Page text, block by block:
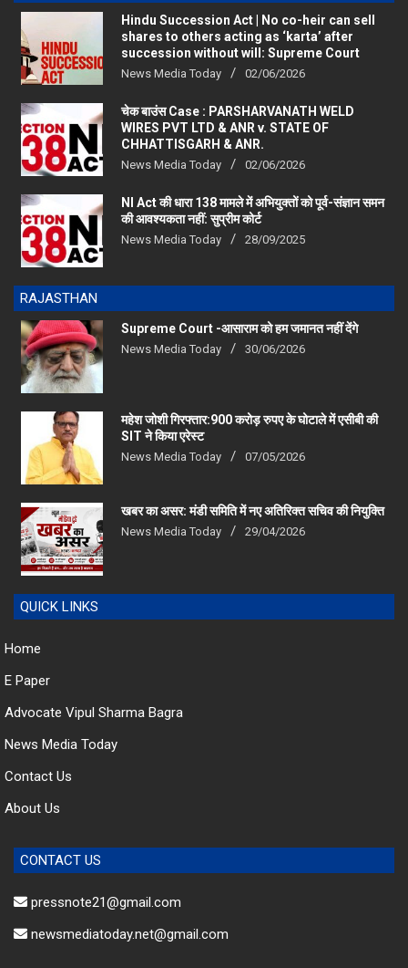
Hindu Succession Act | No co-heir can sell
shares to others acting as ‘karta’ after
succession without will: Supreme Court
News Media Today 02/06/2026
चेक बाउंस Case : PARSHARVANATH WELD
WIRES PVT LTD & ANR v. STATE OF
CHHATTISGARH & ANR.
News Media Today 02/06/2026
NI Act की धारा 138 मामले में अभियुक्तों को पूर्व-संज्ञान समन
की आवश्यकता नहीं: सुप्रीम कोर्ट
News Media Today 28/09/2025
RAJASTHAN
Supreme Court -आसाराम को हम जमानत नहीं देंगे
News Media Today 30/06/2026
महेश जोशी गिरफ्तार:900 करोड़ रुपए के घोटाले में एसीबी की
SIT ने किया एरेस्‍ट
News Media Today 07/05/2026
खबर का असर: मंडी समिति में नए अतिरिक्त सचिव की नियुक्ति
News Media Today 29/04/2026
QUICK LINKS
Home
E Paper
Advocate Vipul Sharma Bagra
News Media Today
Contact Us
About Us
CONTACT US
pressnote21@gmail.com
newsmediatoday.net@gmail.com